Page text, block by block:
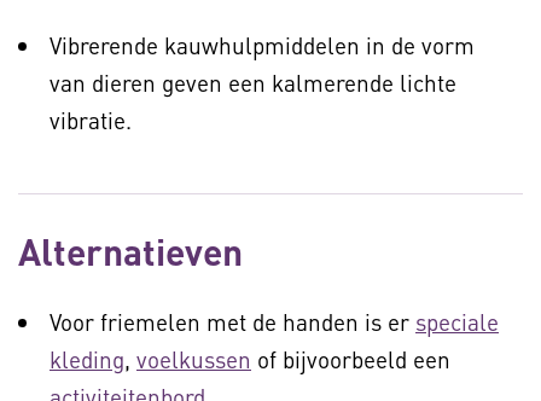
Vibrerende kauwhulpmiddelen in de vorm
van dieren geven een kalmerende lichte
vibratie.
Alternatieven
Voor friemelen met de handen is er speciale
kleding, voelkussen of bijvoorbeeld een